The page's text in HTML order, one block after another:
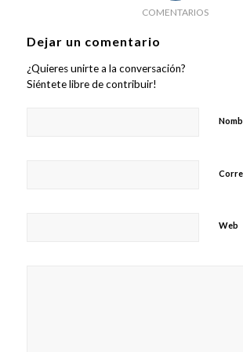
COMENTARIOS
Dejar un comentario
¿Quieres unirte a la conversación?
Siéntete libre de contribuir!
Web